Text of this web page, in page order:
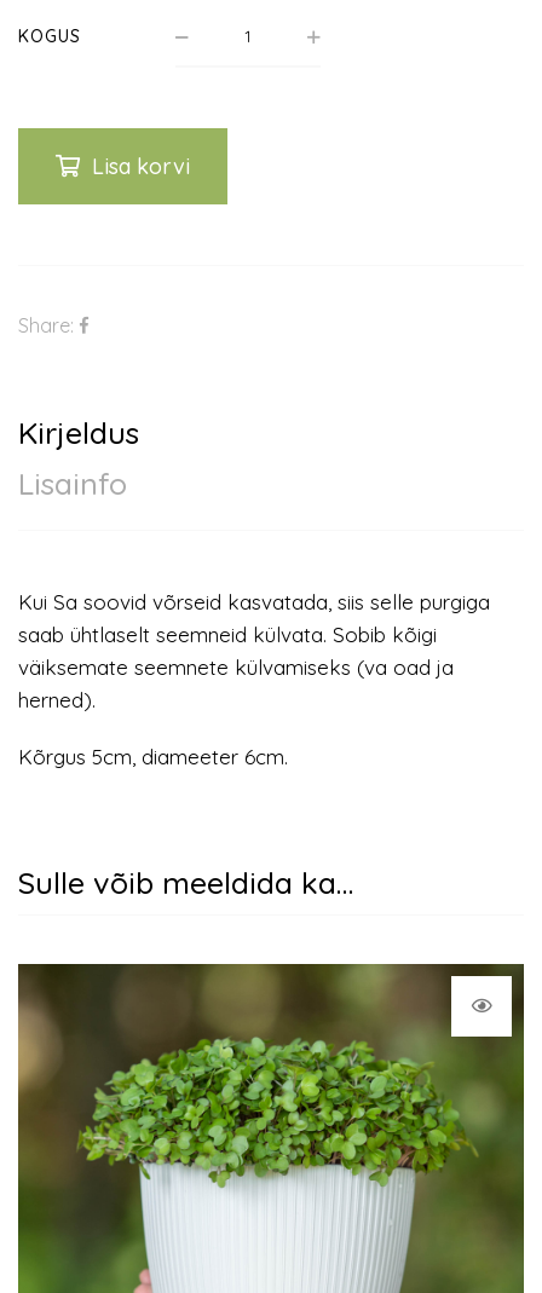
KOGUS
Lisa korvi
Share:
Kirjeldus
Lisainfo
Kui Sa soovid võrseid kasvatada, siis selle purgiga
saab ühtlaselt seemneid külvata. Sobib kõigi
väiksemate seemnete külvamiseks (va oad ja
herned).
Kõrgus 5cm, diameeter 6cm.
Sulle võib meeldida ka…